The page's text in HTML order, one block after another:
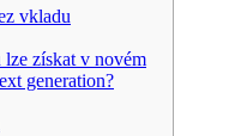
vkladu
lze získat v novém
generation?